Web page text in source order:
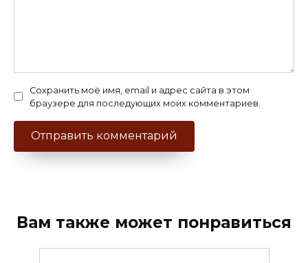
Сохранить моё имя, email и адрес сайта в этом
браузере для последующих моих комментариев.
Вам также может понравиться